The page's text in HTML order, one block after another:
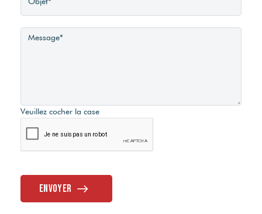
Veuillez cocher la case
Envoyer